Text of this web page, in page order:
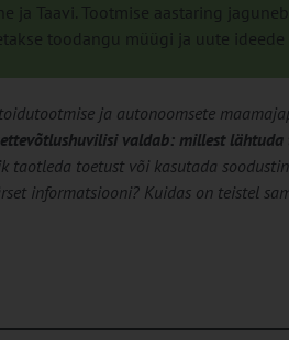
Taavi. Tootmise aastaring
toodangu müügi ja uute ideede
ja autonoomsete
valdab: millest
taotleda toetust või kasutada
informatsiooni? Kuidas on teistel